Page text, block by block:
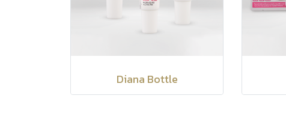
Diana Bottle